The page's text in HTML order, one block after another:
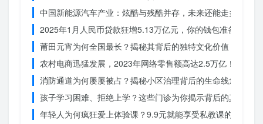
中国新能源汽车产业：炫酷与残酷并存，未来还能走多远？
2025年1月人民币贷款狂增5.13万亿元，你的钱包准备好了吗
莆田元宵为何全国最长？揭秘其背后的独特文化价值
农村电商迅猛发展，2023年网络零售额高达2.5万亿！你还在
消防通道为何屡屡被占？揭秘小区治理背后的生命线危机
孩子学习困难、拒绝上学？这些门诊为你揭示背后的真相
年轻人为何疯狂爱上体验课？9.9元就能享受私教课的秘密